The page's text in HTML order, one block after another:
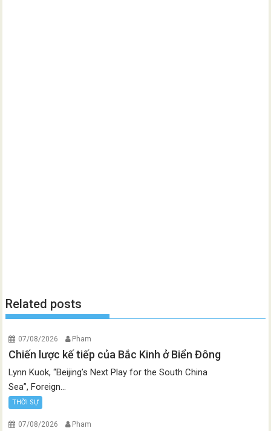
Related posts
07/08/2026 Pham
Chiến lược kế tiếp của Bắc Kinh ở Biển Đông
Lynn Kuok, “Beijing’s Next Play for the South China
Sea”, Foreign...
THỜI SỰ
07/08/2026 Pham